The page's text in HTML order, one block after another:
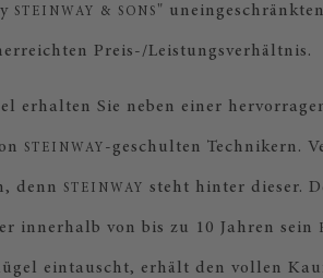
STEINWAY & SONS "
Preis-/Leistungsverhältnis.
erhalten Sie neben einer
STEINWAY -geschulten Technikern.
denn STEINWAY steht hinter dieser.
innerhalb von bis zu 10 Jahren sein
eintauscht, erhält den vollen